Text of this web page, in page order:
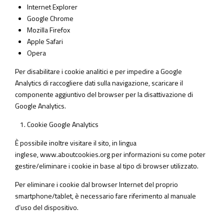
Internet Explorer
Google Chrome
Mozilla Firefox
Apple Safari
Opera
Per disabilitare i cookie analitici e per impedire a Google
Analytics di raccogliere dati sulla navigazione, scaricare il
componente aggiuntivo del browser per la disattivazione di
Google Analytics.
Cookie Google Analytics
È possibile inoltre visitare il sito, in lingua
inglese,www.aboutcookies.orgper informazioni su come poter
gestire/eliminare i cookie in base al tipo di browser utilizzato.
Per eliminare i cookie dal browser Internet del proprio
smartphone/tablet, è necessario fare riferimento al manuale
d’uso del dispositivo.